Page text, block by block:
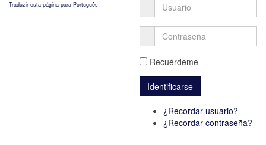
Traduzir esta página para Português
Recuérdeme
¿Recordar usuario?
¿Recordar contraseña?